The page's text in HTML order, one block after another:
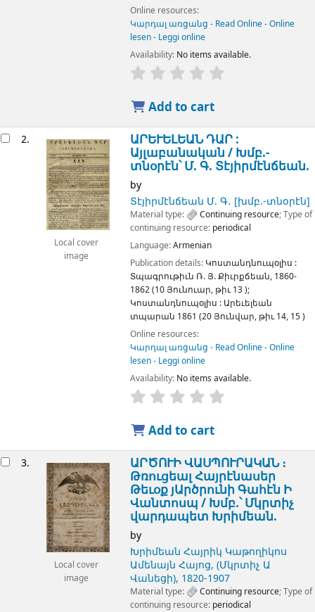
Online resources:
Կարդալ առցանց - Read Online - Online
lesen - Leggi online
Availability: No items available.
Add to cart
2.
Local cover
image
ԱՐԵՒԵԼԵԱՆ ԴԱՐ :
Այլաբանական / Խմբ.-
տնօրէն՝ Մ. Գ. Տէյիրմէնճեան.
by
Տէյիրմէնճեան Մ. Գ․ [խմբ.-տնօրէն]
Material type: Continuing resource; Type of
continuing resource: periodical
Language:Armenian
Publication details: Կոստանդնուպօլիս :
Տպագրութիւն Ռ. Յ. Քիւրքճեան, 1860-
1862 (10 Յունուար, թիւ 13 );
Կոստանդնուպօլիս : Արեւելեան
տպարան 1861 (20 Յունվար, թիւ 14, 15 )
Online resources:
Կարդալ առցանց - Read Online - Online
lesen - Leggi online
Availability: No items available.
Add to cart
3.
Local cover
image
ԱՐԾՈՒԻ ՎԱՍՊՈՒՐԱԿԱՆ ։
Թռուցեալ Հայրէնասեր
Թեւօք յԱրծրունի Գահէն Ի
Վանտոսպ / Խմբ.՝ Մկրտիչ
վարդապետ Խրիմեան.
by
Խրիմեան Հայրիկ Կաթողիկոս
Ամենայն Հայոց, (Մկրտիչ Ա
Վանեցի), 1820-1907
Material type: Continuing resource; Type of
continuing resource: periodical